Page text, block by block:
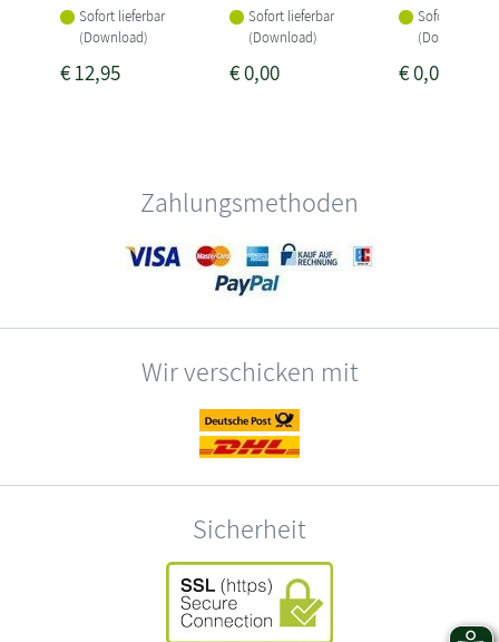
Sofort lieferbar
(Download)
€12,95
Sofort lieferbar
(Download)
€0,00
Sofort
(Download)
€0,00
Zahlungsmethoden
Wir verschicken mit
Sicherheit